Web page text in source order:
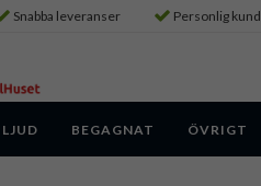
Snabba leveranser Personlig
LJUD BEGAGNAT ÖVRIGT